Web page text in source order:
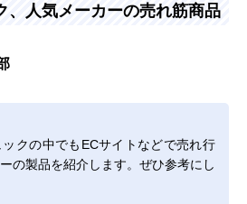
、人気メーカーの売れ筋商品
クの中でもECサイトなどで売れ行
の製品を紹介します。ぜひ参考にし